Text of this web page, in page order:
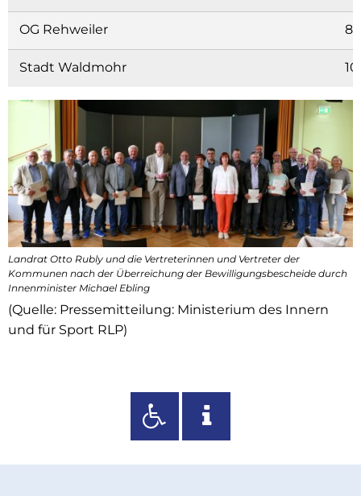
OG Rehweiler
Stadt Waldmohr
Landrat Otto Rubly und die Vertreterinnen und Vertreter der
Kommunen nach der Überreichung der Bewilligungsbescheide durch
Innenminister Michael Ebling
(Quelle: Pressemitteilung: Ministerium des Innern
und für Sport RLP)